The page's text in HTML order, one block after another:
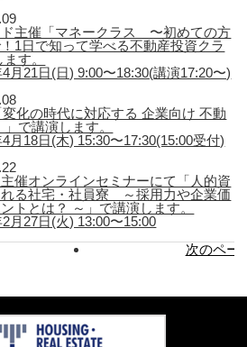
主催「マネークラス 〜初めての方
1日で知って学べる不動産投資クラ
す。
月21日(日) 9:00〜18:30(講演17:20〜)
化の時代に対応する 企業向け 不動
で講演します。
月18日(木) 15:30〜17:30(15:00受付)
催オンラインセミナーにて「人的資
る社宅・社員寮 ～採用力や企業価
トとは？ ～」で講演します。
月27日(火) 13:00〜15:00
次のペー